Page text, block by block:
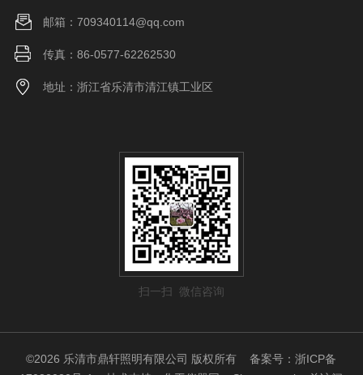
邮箱：709340114@qq.com
传真：86-0577-62262530
地址：浙江省乐清市清江镇工业区
扫一扫 微信咨询
©2026 乐清市鼎轩照明有限公司 版权所有备案号：浙ICP备